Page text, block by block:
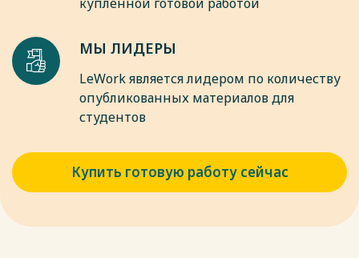
МЫ ЛИДЕРЫ
LeWork является лидером по количеству
опубликованных материалов для
студентов
Купить готовую работу сейчас